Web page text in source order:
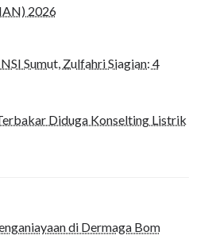
2026
Sumut, Zulfahri Siagian: 4
Diduga Konselting Listrik
di Dermaga Bom